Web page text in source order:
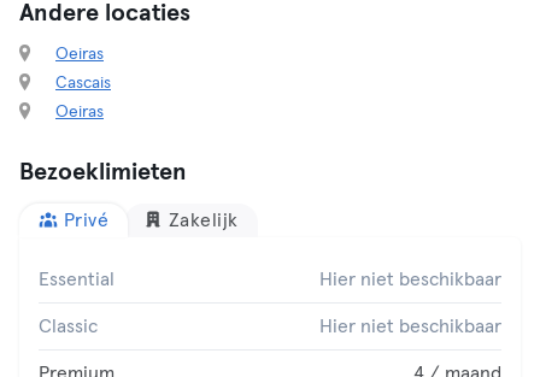
Andere locaties
Oeiras
Cascais
Oeiras
Bezoeklimieten
Privé Zakelijk
Essential Hier niet beschikbaar
Classic Hier niet beschikbaar